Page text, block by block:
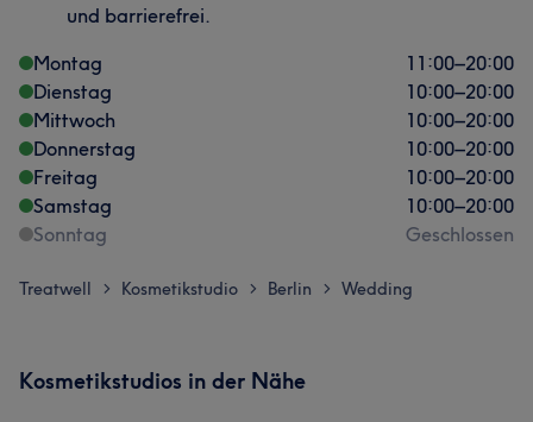
und barrierefrei.
Montag
11:00–20:00
Dienstag
10:00–20:00
Mittwoch
10:00–20:00
Donnerstag
10:00–20:00
Freitag
10:00–20:00
Samstag
10:00–20:00
Sonntag
Geschlossen
Treatwell > Kosmetikstudio > Berlin > Wedding
Kosmetikstudios in der Nähe